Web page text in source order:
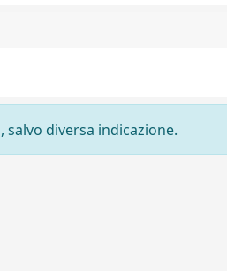
diversa indicazione.